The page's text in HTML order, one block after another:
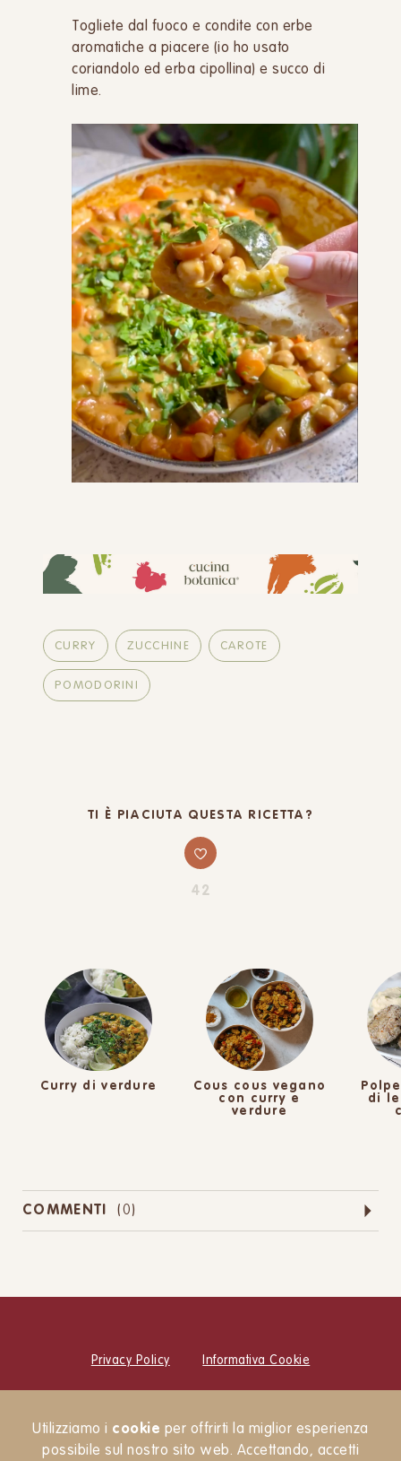
Utilizziamo i cookie per offrirti la miglior esperienza
possibile sul nostro sito web. Accettando, accetti
Togliete dal fuoco e condite con erbe
aromatiche a piacere (io ho usato
coriandolo ed erba cipollina) e succo di
lime.
CURRY ZUCCHINE CAROTE
POMODORINI
TI È PIACIUTA QUESTA RICETTA?
42
Curry di verdure
Cous cous vegano
con curry e
verdure
di
COMMENTI (0)
Privacy Policy Informativa Cookie
Newsletter